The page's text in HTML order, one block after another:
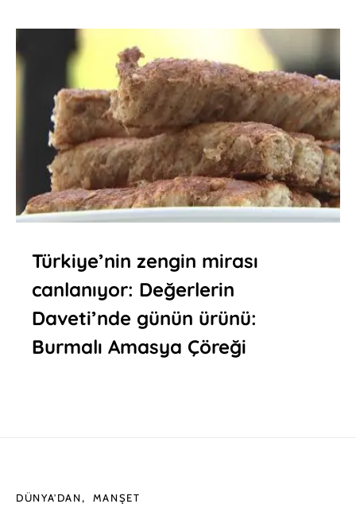
Türkiye’nin zengin mirası
canlanıyor: Değerlerin
Daveti’nde günün ürünü:
Burmalı Amasya Çöreği
DÜNYA'DAN MANŞET